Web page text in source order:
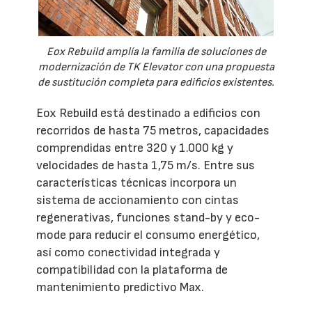
Eox Rebuild amplía la familia de soluciones de
modernización de TK Elevator con una propuesta
de sustitución completa para edificios existentes.
Eox Rebuild está destinado a edificios con
recorridos de hasta 75 metros, capacidades
comprendidas entre 320 y 1.000 kg y
velocidades de hasta 1,75 m/s. Entre sus
características técnicas incorpora un
sistema de accionamiento con cintas
regenerativas, funciones stand-by y eco-
mode para reducir el consumo energético,
así como conectividad integrada y
compatibilidad con la plataforma de
mantenimiento predictivo Max.